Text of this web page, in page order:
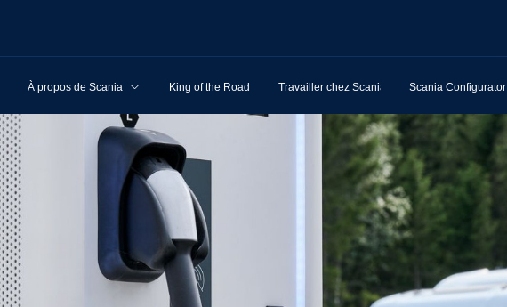
À propos de Scania King of the Road Travailler chez Scania Scania Configurator